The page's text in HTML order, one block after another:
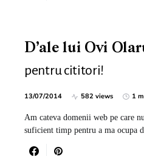
D’ale lui Ovi
pentru cititori!
13/07/2014 582 views 1
Am cateva domenii web pe care
suficient timp pentru a ma ocupa